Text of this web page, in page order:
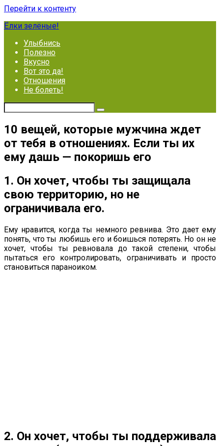
Перейти к контенту
Ёлки зелёные!
Улыбнись
Полезно
Вкусно
Вот это да!
Отношения
Не болеть!
10 вещей, которые мужчина ждет
от тебя в отношениях. Если ты их
ему дашь — покоришь его
1. Он хочет, чтобы ты защищала
свою территорию, но не
ограничивала его.
Ему нравится, когда ты немного ревнива. Это дает ему
понять, что ты любишь его и боишься потерять. Но он не
хочет, чтобы ты ревновала до такой степени, чтобы
пытаться его контролировать, ограничивать и просто
становиться параноиком.
2. Он хочет, чтобы ты поддерживала